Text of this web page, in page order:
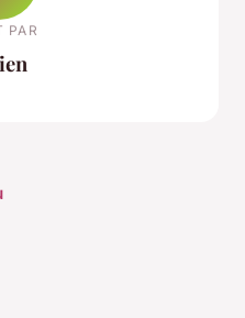
PAR